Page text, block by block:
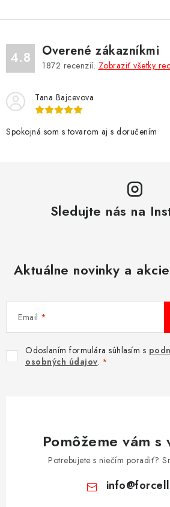
4.8 Overené zákazníkmi
1872 recenzií. Zobraziť všetky
Tana Bajcevova
Spokojná som s tovarom aj s doručením
Sledujte nás na
Aktuálne novinky a
Email
Odoslaním formulára súhlasím s
osobných údajov.
Pomôžeme vám s
Potrebujete s niečím poradiť?
info@